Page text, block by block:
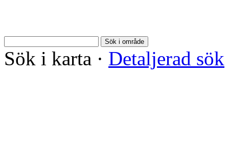
Sök i område
Sök i karta · Detaljerad sök